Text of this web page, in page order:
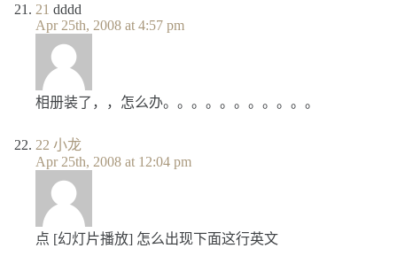
21 dddd
Apr 25th, 2008 at 4:57 pm
相册装了，，怎么办。。。。。。。。。。。
22 小龙
Apr 25th, 2008 at 12:04 pm
点 [幻灯片播放] 怎么出现下面这行英文